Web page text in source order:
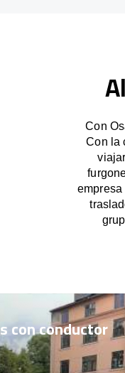
Con
Con la
con conductor